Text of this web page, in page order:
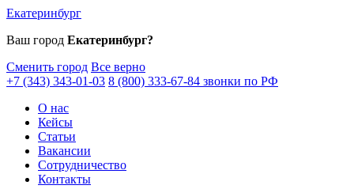
Екатеринбург
Ваш город Екатеринбург?
Сменить город Все верно
+7 (343) 343-01-03 8 (800) 333-67-84 звонки по РФ
О нас
Кейсы
Статьи
Вакансии
Сотрудничество
Контакты